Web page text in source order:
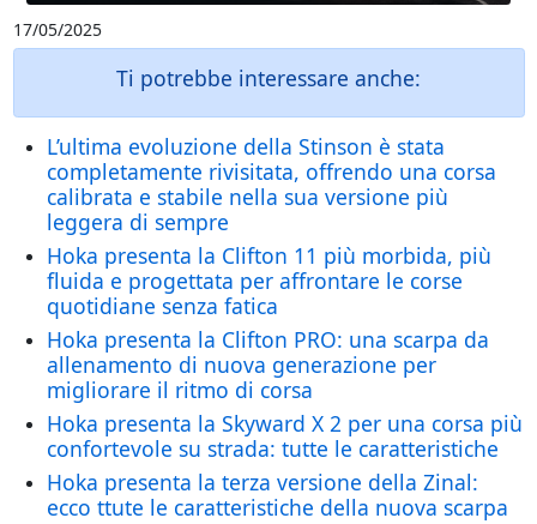
17/05/2025
Ti potrebbe interessare anche:
L’ultima evoluzione della Stinson è stata
completamente rivisitata, offrendo una corsa
calibrata e stabile nella sua versione più
leggera di sempre
Hoka presenta la Clifton 11 più morbida, più
fluida e progettata per affrontare le corse
quotidiane senza fatica
Hoka presenta la Clifton PRO: una scarpa da
allenamento di nuova generazione per
migliorare il ritmo di corsa
Hoka presenta la Skyward X 2 per una corsa più
confortevole su strada: tutte le caratteristiche
Hoka presenta la terza versione della Zinal:
ecco ttute le caratteristiche della nuova scarpa